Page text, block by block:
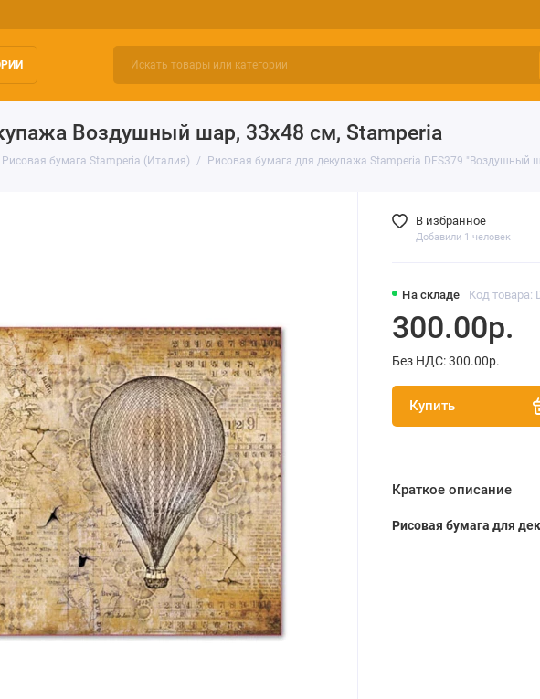
Воздушный шар, 33х48 см, Stamperia
Рисовая бумага Stamperia (Италия) Рисовая бумага для декупажа Stamperia DFS379 "Воздушный
На складе Код товара:
300.00р.
Без НДС: 300.00р.
Купить
В избранное
Добавили 1 человек
Краткое описание
Рисовая бумага для